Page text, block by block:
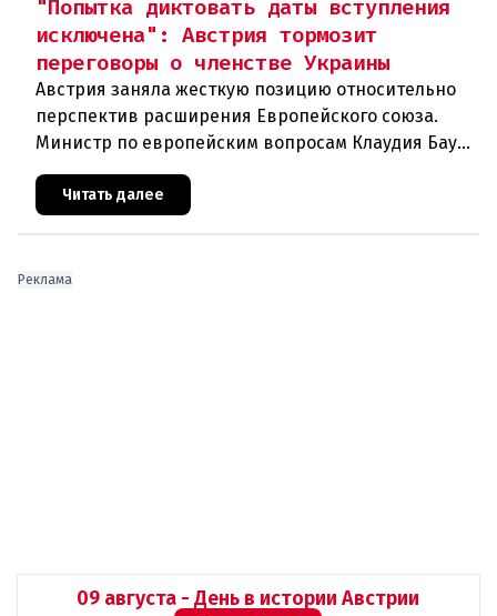
"Попытка диктовать даты вступления
исключена": Австрия тормозит
переговоры о членстве Украины
Австрия заняла жесткую позицию относительно
перспектив расширения Европейского союза.
Министр по европейским вопросам Клаудия Бауэр
(ÖVP) категорически исключила возможность
ускоренного присоединения
Читать далее
Реклама
09 августа - День в истории Австрии